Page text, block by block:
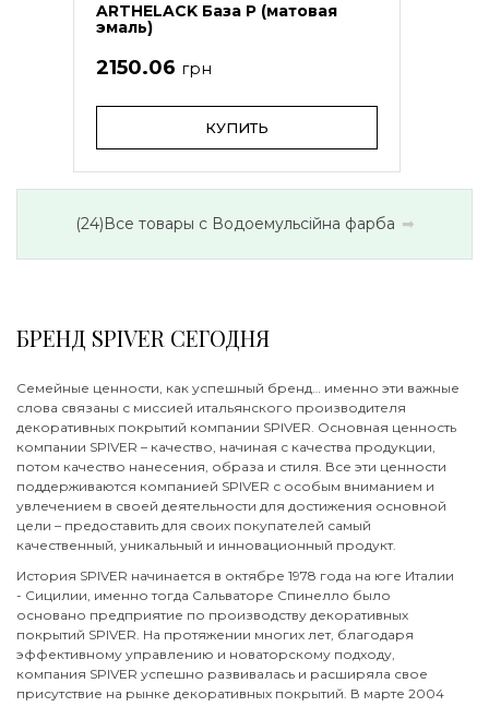
ARTHELACK База Р (матовая
эмаль)
2150.06 грн
КУПИТЬ
(24)Все товары с Водоемульсійна фарба
БРЕНД SPIVER СЕГОДНЯ
Семейные ценности, как успешный бренд… именно эти важные
слова связаны с миссией итальянского производителя
декоративных покрытий компании SPIVER. Основная ценность
компании SPIVER – качество, начиная с качества продукции,
потом качество нанесения, образа и стиля. Все эти ценности
поддерживаются компанией SPIVER с особым вниманием и
увлечением в своей деятельности для достижения основной
цели – предоставить для своих покупателей самый
качественный, уникальный и инновационный продукт.
История SPIVER начинается в октябре 1978 года на юге Италии
- Сицилии, именно тогда Сальваторе Спинелло было
основано предприятие по производству декоративных
покрытий SPIVER. На протяжении многих лет, благодаря
эффективному управлению и новаторскому подходу,
компания SPIVER успешно развивалась и расширяла свое
присутствие на рынке декоративных покрытий. В марте 2004